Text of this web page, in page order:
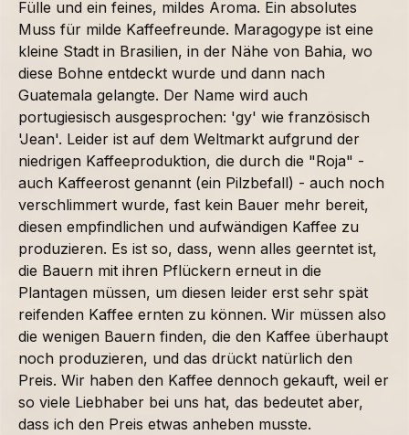
Fülle und ein feines, mildes Aroma. Ein absolutes
Muss für milde Kaffeefreunde. Maragogype ist eine
kleine Stadt in Brasilien, in der Nähe von Bahia, wo
diese Bohne entdeckt wurde und dann nach
Guatemala gelangte. Der Name wird auch
portugiesisch ausgesprochen: 'gy' wie französisch
'Jean'. Leider ist auf dem Weltmarkt aufgrund der
niedrigen Kaffeeproduktion, die durch die "Roja" -
auch Kaffeerost genannt (ein Pilzbefall) - auch noch
verschlimmert wurde, fast kein Bauer mehr bereit,
diesen empfindlichen und aufwändigen Kaffee zu
produzieren. Es ist so, dass, wenn alles geerntet ist,
die Bauern mit ihren Pflückern erneut in die
Plantagen müssen, um diesen leider erst sehr spät
reifenden Kaffee ernten zu können. Wir müssen also
die wenigen Bauern finden, die den Kaffee überhaupt
noch produzieren, und das drückt natürlich den
Preis. Wir haben den Kaffee dennoch gekauft, weil er
so viele Liebhaber bei uns hat, das bedeutet aber,
dass ich den Preis etwas anheben musste.